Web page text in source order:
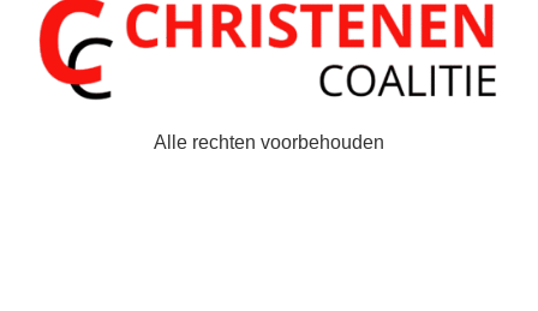
Alle rechten voorbehouden